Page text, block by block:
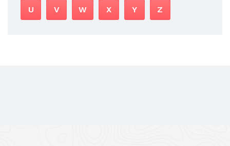
U V W X Y Z